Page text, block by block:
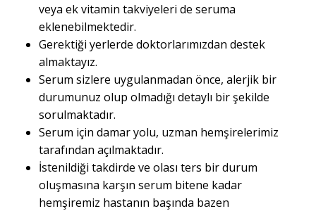
veya ek vitamin takviyeleri de seruma
eklenebilmektedir.
Gerektiği yerlerde doktorlarımızdan destek
almaktayız.
Serum sizlere uygulanmadan önce, alerjik bir
durumunuz olup olmadığı detaylı bir şekilde
sorulmaktadır.
Serum için damar yolu, uzman hemşirelerimiz
tarafından açılmaktadır.
İstenildiği takdirde ve olası ters bir durum
oluşmasına karşın serum bitene kadar
hemşiremiz hastanın başında bazen